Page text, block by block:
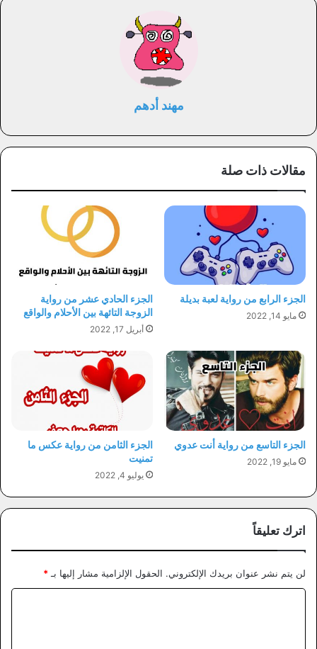
مهند أدهم
مقالات ذات صلة
الجزء الرابع من رواية لعبة بديلة
مايو 14, 2022
الجزء الحادي عشر من رواية
الزوجة التائهة بين الأحلام والواقع
أبريل 17, 2022
الجزء التاسع من رواية أنت عدوي
مايو 19, 2022
الجزء الثامن من رواية عكس ما
تمنيت
يوليو 4, 2022
اترك تعليقاً
لن يتم نشر عنوان بريدك الإلكتروني. الحقول الإلزامية مشار إليها بـ *